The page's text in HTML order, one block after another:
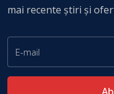
mai recente știri și